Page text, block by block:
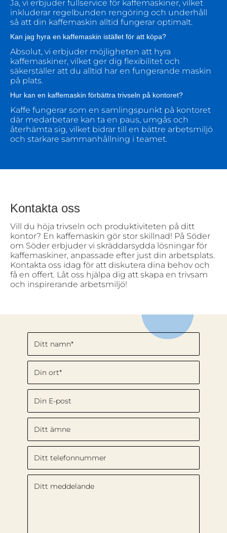
Ja, vi erbjuder fullservice för kaffemaskiner, vilket
inkluderar regelbunden rengöring och underhåll
så att din kaffemaskin alltid fungerar optimalt.
Kan jag hyra en kaffemaskin istället för att köpa?
Absolut, vi erbjuder möjligheten att hyra
kaffemaskiner, vilket ger dig flexibilitet och
säkerställer att du alltid har en fungerande maskin
på plats.
Hur kan en kaffemaskin förbättra trivseln på kontoret?
Kaffe fungerar som en samlingspunkt på kontoret
där medarbetare kan ta en paus, umgås och
återhämta sig, vilket bidrar till en bättre arbetsmiljö
och starkare sammanhållning i teamet.
Kontakta oss
Vill du höja trivseln och produktiviteten på ditt
kontor? En kaffemaskin gör stor skillnad! På Söder
om Söder erbjuder vi skräddarsydda lösningar för
kaffemaskiner, anpassade efter just din arbetsplats.
Kontakta oss idag för att diskutera dina behov och
få en offert. Låt oss hjälpa dig att skapa en trivsam
och inspirerande arbetsmiljö!